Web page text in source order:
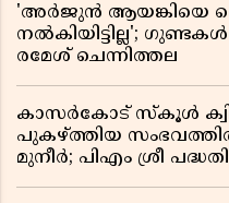
'അർജുൻ ആയങ്കിയെ
നൽകിയിട്ടില്ല';
രമേശ് ചെന്നിത്തല
കാസർകോട് സ്കൂൾ
പുകഴ്ത്തിയ
മുനീർ; പിഎം ശ്രീ